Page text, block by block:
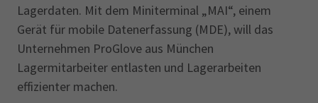
Lagerdaten. Mit dem Miniterminal „MAI“, einem
Gerät für mobile Datenerfassung (MDE), will das
Unternehmen ProGlove aus München
Lagermitarbeiter entlasten und Lagerarbeiten
effizienter machen.